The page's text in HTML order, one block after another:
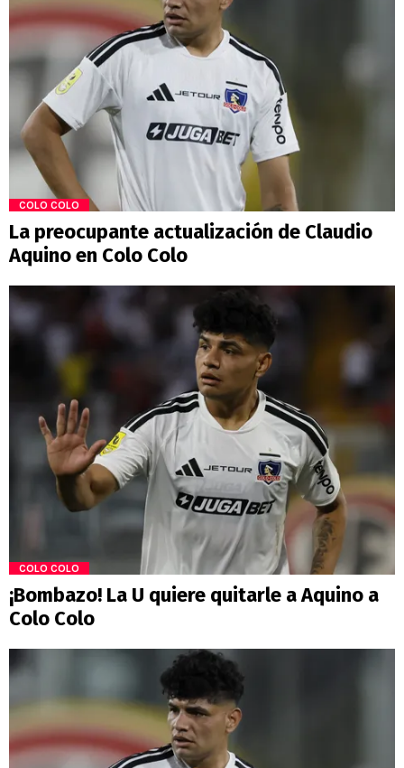
COLO COLO
La preocupante actualización de Claudio
Aquino en Colo Colo
COLO COLO
¡Bombazo! La U quiere quitarle a Aquino a
Colo Colo